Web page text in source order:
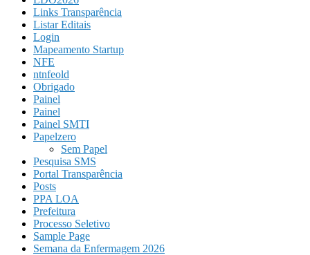
Links Transparência
Listar Editais
Login
Mapeamento Startup
NFE
ntnfeold
Obrigado
Painel
Painel
Painel SMTI
Papelzero
Sem Papel
Pesquisa SMS
Portal Transparência
Posts
PPA LOA
Prefeitura
Processo Seletivo
Sample Page
Semana da Enfermagem 2026